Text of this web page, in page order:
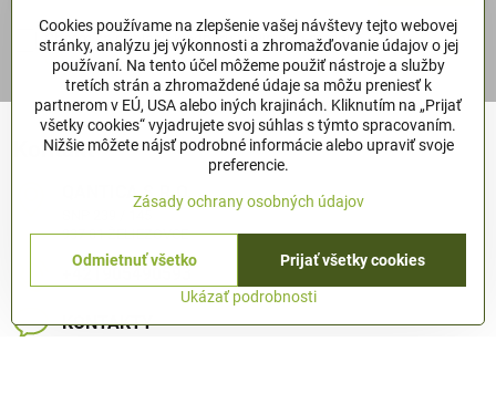
Chcem sa prihlásiť k odberu noviniek e-mailompodmienky
ochrany os.údajov.
Kontakt
QANTICA S​.R​.O​.
937 01 ŽELIEZOVCE
KONTAKTY
Cookies používame na zlepšenie vašej návštevy tejto webovej
stránky, analýzu jej výkonnosti a zhromažďovanie údajov o jej
používaní. Na tento účel môžeme použiť nástroje a služby
tretích strán a zhromaždené údaje sa môžu preniesť k
partnerom v EÚ, USA alebo iných krajinách. Kliknutím na „Prijať
všetky cookies“ vyjadrujete svoj súhlas s týmto spracovaním.
Nižšie môžete nájsť podrobné informácie alebo upraviť svoje
preferencie.
Zásady ochrany osobných údajov
Ukázať podrobnosti
Prijať všetky cookies
Odmietnuť všetko